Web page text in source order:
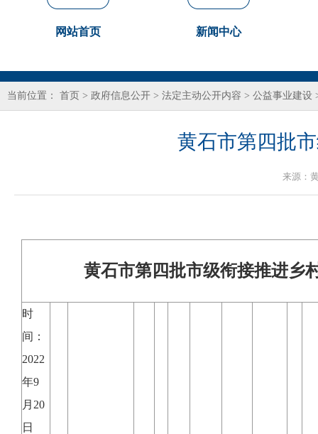
网站首页 新闻中心
当前位置： 首页 > 政府信息公开 > 法定主动公开内容 > 公益事业建设
黄石市第四批
来源：
黄石市第四批市级衔接推进乡
时
间：
2022
年9
月20
日